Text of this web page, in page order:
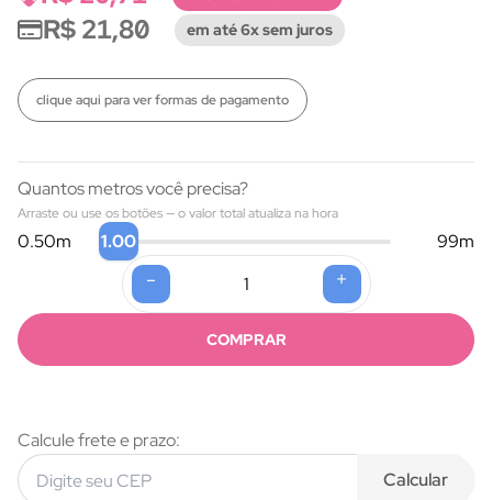
R$ 21,80 em até 6x sem juros
clique aqui para ver formas de pagamento
Formas de pagamento
Quantos metros você precisa?
Arraste ou use os botões — o valor total atualiza na hora
0.50m 1.00 99m
- +
COMPRAR
Calcule frete e prazo:
Calcular